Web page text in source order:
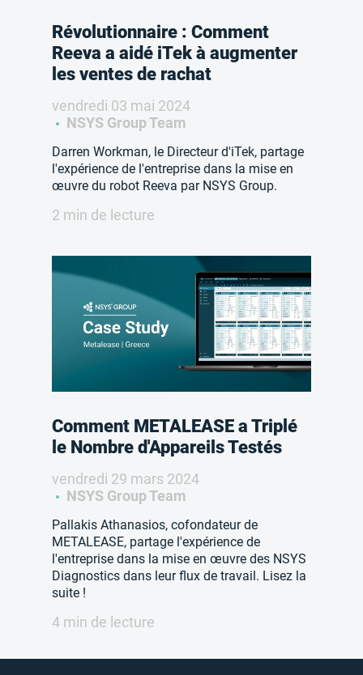
Révolutionnaire : Comment
Reeva a aidé iTek à augmenter
les ventes de rachat
vendredi 03 mai 2024
NSYS Group Team
Darren Workman, le Directeur d'iTek, partage
l'expérience de l'entreprise dans la mise en
œuvre du robot Reeva par NSYS Group.
2 min de lecture
Comment METALEASE a Triplé
le Nombre d'Appareils Testés
vendredi 29 mars 2024
NSYS Group Team
Pallakis Athanasios, cofondateur de
METALEASE, partage l'expérience de
l'entreprise dans la mise en œuvre des NSYS
Diagnostics dans leur flux de travail. Lisez la
suite !
4 min de lecture